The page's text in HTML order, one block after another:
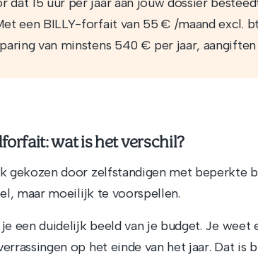
een BILLY-forfait van 55 € /maand excl.
van minstens 540 € per jaar,
wat is het verschil?
gekozen door zelfstandigen met beperkte
maar moeilijk te voorspellen.
een duidelijk beeld van je budget. Je weet
op het einde van het jaar. Dat is